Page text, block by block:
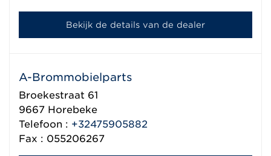
Bekijk de details van de dealer
A-Brommobielparts
Broekestraat 61
9667 Horebeke
Telefoon : +32475905882
Fax : 055206267